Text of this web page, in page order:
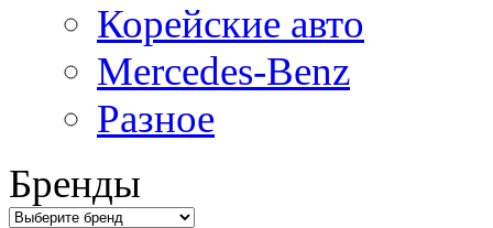
Корейские авто
Mercedes-Benz
Разное
Бренды